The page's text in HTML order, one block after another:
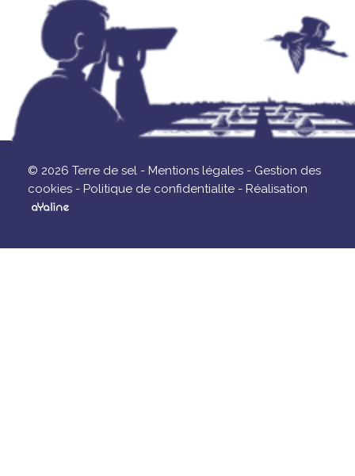
© 2026 Terre de sel - Mentions légales - Gestion des
cookies - Politique de confidentialite - Réalisation